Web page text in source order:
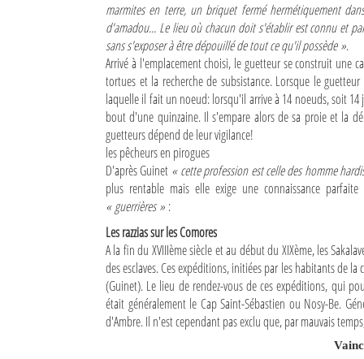
marmites en terre, un briquet fermé hermétiquement
d'amadou... Le lieu où chacun doit s'établir est connu et
sans s'exposer à être dépouillé de tout ce qu'il possède ».
Arrivé à l'emplacement choisi, le guetteur se construit une
tortues et la recherche de subsistance. Lorsque le
laquelle il fait un noeud: lorsqu'il arrive à 14 noeuds, soit
bout d'une quinzaine. Il s'empare alors de sa proie et la
guetteurs dépend de leur vigilance!
les pêcheurs en pirogues
D'après Guinet « cette profession est celle des homme
plus rentable mais elle exige une connaissance
« guerrières » :
Les razzias sur les Comores
A la fin du XVIIIème siècle et au début du XIXème, les
des esclaves. Ces expéditions, initiées par les habitants de
(Guinet). Le lieu de rendez-vous de ces expéditions, qui
était généralement le Cap Saint-Sébastien ou Nosy-Be.
d'Ambre. Il n'est cependant pas exclu que, par mauvais